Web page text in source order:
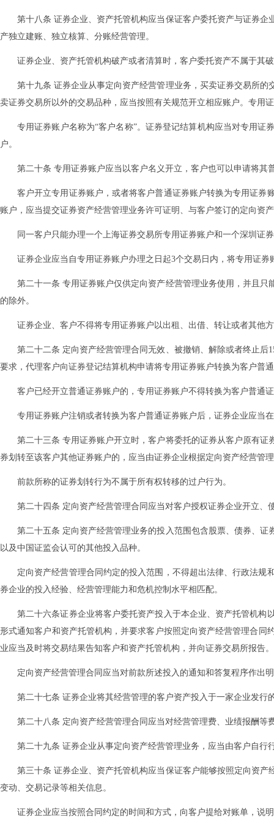
第十八条 证券企业、资产托管机构应当保证客户委托资产与证券
产独立建账、独立核算、分账经营管理。
证券企业、资产托管机构破产或者清算时，客户委托资产不属于其
第十九条 证券企业从事定向资产经营管理业务，买卖证券交易所
卖证券交易所以外的交易品种，应当按照有关规范开立相应账户。专用
专用证券账户名称为“客户名称”。证券登记结算机构应当对专用
户。
第二十条 专用证券账户应当以客户名义开立，客户也可以申请将其
客户开立专用证券账户，或者将客户普通证券账户转换为专用证
账户，应当提交证券资产经营管理业务许可证明、与客户签订的定向资
同一客户只能办理一个上海证券交易所专用证券账户和一个深圳证
证券企业应当自专用证券账户办理之日起3个交易日内，将专用证
第二十一条 专用证券账户仅供定向资产经营管理业务使用，并且
的除外。
证券企业、客户不得将专用证券账户以出租、出借、转让或者其他
第二十二条 定向资产经营管理合同无效、被撤销、解除或者终止
要求，代理客户向证券登记结算机构申请将专用证券账户转换为客户普
客户已经开立普通证券账户的，专用证券账户不得转换为客户普通
专用证券账户注销或者转换为客户普通证券账户后，证券企业应当
第二十三条 专用证券账户开立时，客户将委托的证券从客户原有
券划转至该客户其他证券账户的，应当由证券企业根据定向资产经营管
前款所称的证券划转行为不属于所有权转移的过户行为。
第二十四条 定向资产经营管理合同应当对客户授权证券企业开立
第二十五条 定向资产经营管理业务的投入范围包含股票、债券、
以及中国证监会认可的其他投入品种。
定向资产经营管理合同约定的投入范围，不得超出法律、行政法
券企业的投入经验、经营管理能力和危机控制水平相匹配。
第二十六条证券企业将客户委托资产投入于本企业、资产托管机
形式通知客户和资产托管机构，并要求客户按照定向资产经营管理合
业应当及时将交易结果告知客户和资产托管机构，并向证券交易所报告。
定向资产经营管理合同应当对前款所述投入的通知和答复程序作出
第二十七条 证券企业将其经营管理的客户资产投入于一家企业发行
第二十八条 定向资产经营管理合同应当对经营管理费、业绩报酬
第二十九条 证券企业从事定向资产经营管理业务，应当由客户自
第三十条 证券企业、资产托管机构应当保证客户能够按照定向资
变动、交易记录等相关信息。
证券企业应当按照合同约定的时间和方式，向客户提给对账单，说